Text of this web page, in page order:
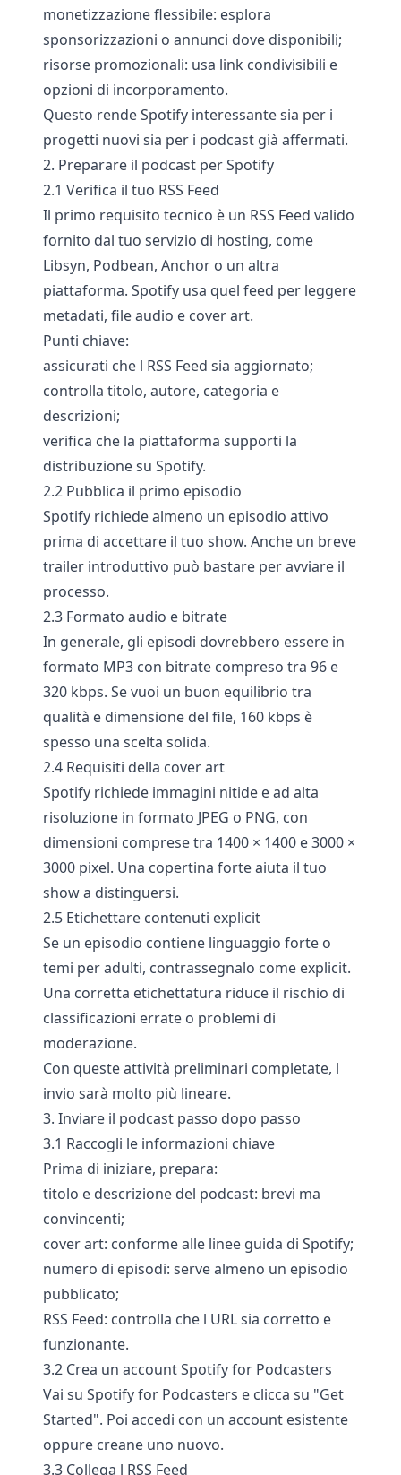
monetizzazione flessibile: esplora
sponsorizzazioni o annunci dove disponibili;
risorse promozionali: usa link condivisibili e
opzioni di incorporamento.
Questo rende Spotify interessante sia per i
progetti nuovi sia per i podcast già affermati.
2. Preparare il podcast per Spotify
2.1 Verifica il tuo RSS Feed
Il primo requisito tecnico è un RSS Feed valido
fornito dal tuo servizio di hosting, come
Libsyn, Podbean, Anchor o un altra
piattaforma. Spotify usa quel feed per leggere
metadati, file audio e cover art.
Punti chiave:
assicurati che l RSS Feed sia aggiornato;
controlla titolo, autore, categoria e
descrizioni;
verifica che la piattaforma supporti la
distribuzione su Spotify.
2.2 Pubblica il primo episodio
Spotify richiede almeno un episodio attivo
prima di accettare il tuo show. Anche un breve
trailer introduttivo può bastare per avviare il
processo.
2.3 Formato audio e bitrate
In generale, gli episodi dovrebbero essere in
formato MP3 con bitrate compreso tra 96 e
320 kbps. Se vuoi un buon equilibrio tra
qualità e dimensione del file, 160 kbps è
spesso una scelta solida.
2.4 Requisiti della cover art
Spotify richiede immagini nitide e ad alta
risoluzione in formato JPEG o PNG, con
dimensioni comprese tra 1400 × 1400 e 3000 ×
3000 pixel. Una copertina forte aiuta il tuo
show a distinguersi.
2.5 Etichettare contenuti explicit
Se un episodio contiene linguaggio forte o
temi per adulti, contrassegnalo come explicit.
Una corretta etichettatura riduce il rischio di
classificazioni errate o problemi di
moderazione.
Con queste attività preliminari completate, l
invio sarà molto più lineare.
3. Inviare il podcast passo dopo passo
3.1 Raccogli le informazioni chiave
Prima di iniziare, prepara:
titolo e descrizione del podcast: brevi ma
convincenti;
cover art: conforme alle linee guida di Spotify;
numero di episodi: serve almeno un episodio
pubblicato;
RSS Feed: controlla che l URL sia corretto e
funzionante.
3.2 Crea un account Spotify for Podcasters
Vai su Spotify for Podcasters e clicca su "Get
Started". Poi accedi con un account esistente
oppure creane uno nuovo.
3.3 Collega l RSS Feed